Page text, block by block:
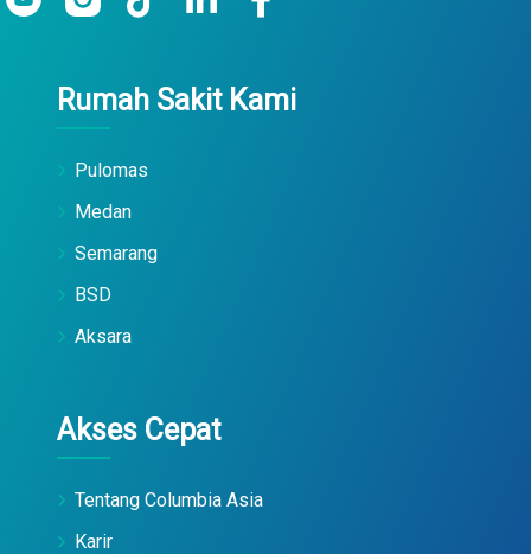
Rumah Sakit Kami
Pulomas
Medan
Semarang
BSD
Aksara
Akses Cepat
Tentang Columbia Asia
Karir